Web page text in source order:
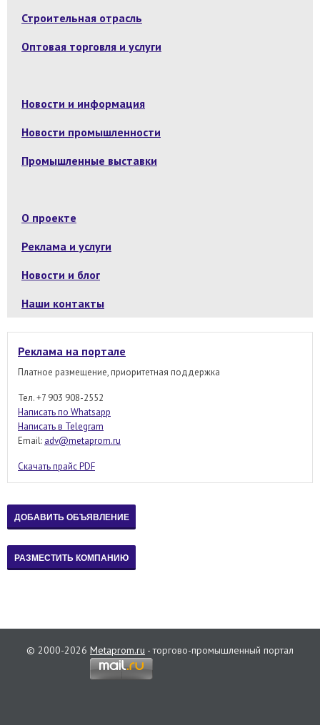
Строительная отрасль
Оптовая торговля и услуги
Новости и информация
Новости промышленности
Промышленные выставки
О проекте
Реклама и услуги
Новости и блог
Наши контакты
Реклама на портале
Платное размещение, приоритетная поддержка
Тел. +7 903 908-2552
Написать по Whatsapp
Написать в Telegram
Email: adv@metaprom.ru
Скачать прайс PDF
© 2000-2026 Metaprom.ru - торгово-промышленный портал